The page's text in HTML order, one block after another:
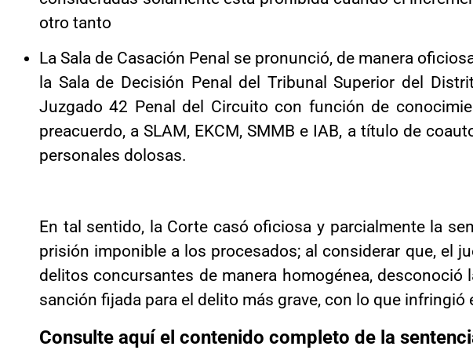
otro tanto
La Sala de Casación Penal se pronunció, de manera
la Sala de Decisión Penal del Tribunal Superior del
Juzgado 42 Penal del Circuito con función de
preacuerdo, a SLAM, EKCM, SMMB e IAB, a título de
personales dolosas.
En tal sentido, la Corte casó oficiosa y parcialmente la
prisión imponible a los procesados; al considerar que, el
delitos concursantes de manera homogénea, desconoció
sanción fijada para el delito más grave, con lo que infringió
Consulte aquí el contenido completo de la